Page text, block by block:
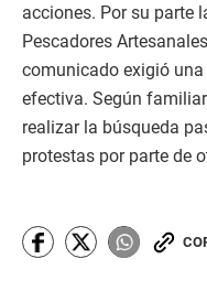
acciones. Por su parte
Pescadores
comunicado exigió
efectiva. Según
realizar la búsqueda
protestas por parte de